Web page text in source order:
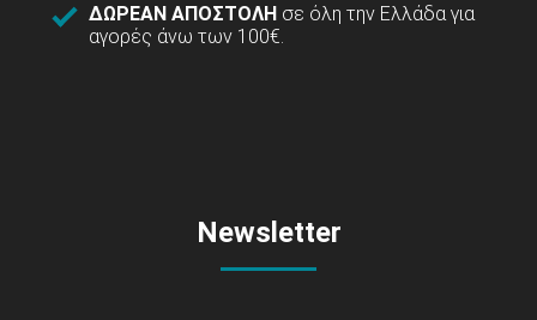
ΔΩΡΕΑΝ ΑΠΟΣΤΟΛΗ σε όλη την Ελλάδα για
αγορές άνω των 100€.
Newsletter